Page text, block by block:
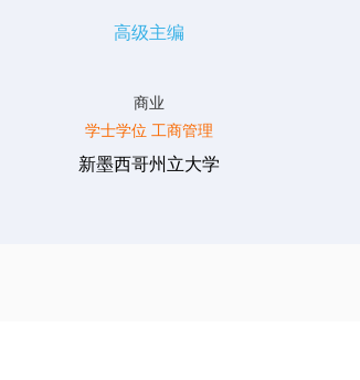
高级主编
商业
学士学位 工商管理
新墨西哥州立大学